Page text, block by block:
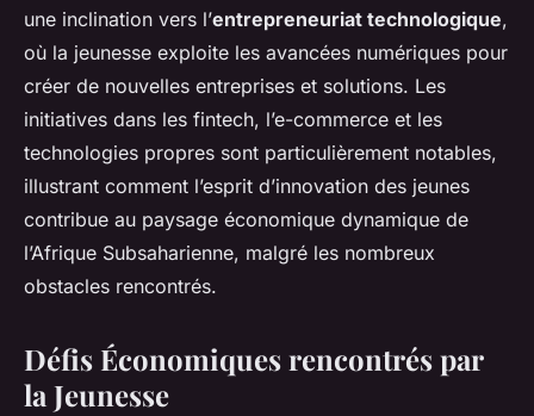
une inclination vers l’entrepreneuriat technologique,
où la jeunesse exploite les avancées numériques pour
créer de nouvelles entreprises et solutions. Les
initiatives dans les fintech, l’e-commerce et les
technologies propres sont particulièrement notables,
illustrant comment l’esprit d’innovation des jeunes
contribue au paysage économique dynamique de
l’Afrique Subsaharienne, malgré les nombreux
obstacles rencontrés.
Défis Économiques rencontrés par
la Jeunesse